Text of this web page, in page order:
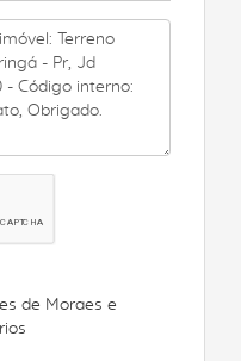
de Moraes e